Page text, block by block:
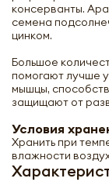
консерванты.
семена
цинком.
Большое
помогают лучше
мышцы,
защищают от
Условия
Хранить при
влажности